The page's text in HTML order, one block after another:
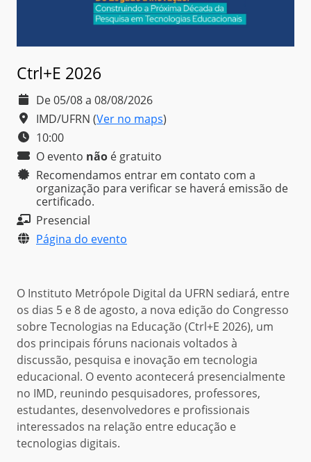
Ctrl+E 2026
De 05/08 a 08/08/2026
IMD/UFRN (Ver no maps)
10:00
O evento não é gratuito
Recomendamos entrar em contato com a
organização para verificar se haverá emissão de
certificado.
Presencial
Página do evento
O Instituto Metrópole Digital da UFRN sediará, entre
os dias 5 e 8 de agosto, a nova edição do Congresso
sobre Tecnologias na Educação (Ctrl+E 2026), um
dos principais fóruns nacionais voltados à
discussão, pesquisa e inovação em tecnologia
educacional. O evento acontecerá presencialmente
no IMD, reunindo pesquisadores, professores,
estudantes, desenvolvedores e profissionais
interessados na relação entre educação e
tecnologias digitais.